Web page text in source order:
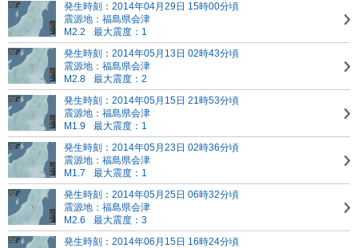
発生時刻：2014年04月29日 15時00分頃
震源地：福島県会津
M2.2
最大震度：1
発生時刻：2014年05月13日 02時43分頃
震源地：福島県会津
M2.8
最大震度：2
発生時刻：2014年05月15日 21時53分頃
震源地：福島県会津
M1.9
最大震度：1
発生時刻：2014年05月23日 02時36分頃
震源地：福島県会津
M1.7
最大震度：1
発生時刻：2014年05月25日 06時32分頃
震源地：福島県会津
M2.6
最大震度：3
発生時刻：2014年06月15日 16時24分頃